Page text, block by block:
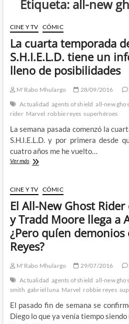
Etiqueta: all-new
CINE Y TV CÓMIC
La cuarta temporada
S.H.I.E.L.D. tiene un
lleno de posibilidades
M'Rabo Mhulargo 28/09/2016
Actualidad agents of shield all-new
rider Marvel robbie reyes superhéroes
La semana pasada comenzó la
S.H.I.E.L.D. y por primera desde
cuatro años me he vuelto…
Ver másLa
de
Agents
S.H.I.E.L.D.
tiene
un
infernal
comienzo
de
posibilidades
CINE Y TV CÓMIC
El All-New Ghost
y Tradd Moore llega a
¿Pero quíen demonios
Reyes?
M'Rabo Mhulargo 29/07/2016
Actualidad agents of shield all-new
smith gabriel luna Marvel robbie reyes
El pasado fin de semana se
Diego lo que ya venía tiempo